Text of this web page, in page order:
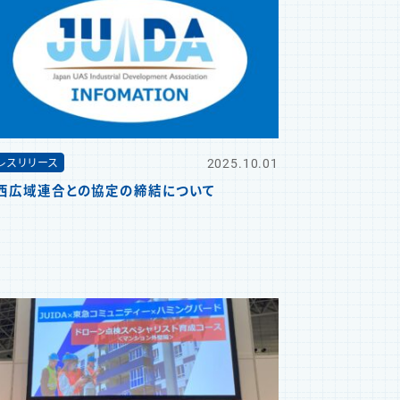
スリリース 2025.10.01
広域連合との協定の締結について